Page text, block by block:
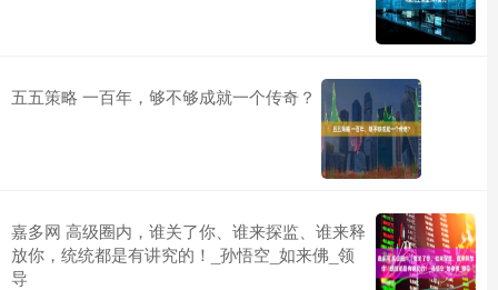
五五策略 一百年，够不够成就一个传奇？
嘉多网 高级圈内，谁关了你、谁来探监、谁来释
放你，统统都是有讲究的！_孙悟空_如来佛_领
导